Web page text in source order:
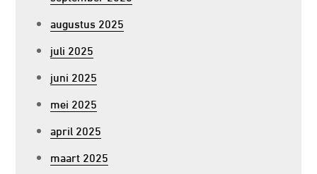
augustus 2025
juli 2025
juni 2025
mei 2025
april 2025
maart 2025